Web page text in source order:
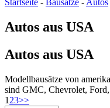
Startseite - Bausätze - Autos
Autos aus USA
Autos aus USA
Modellbausätze von
sind GMC, Chevrolet,
1 23>>